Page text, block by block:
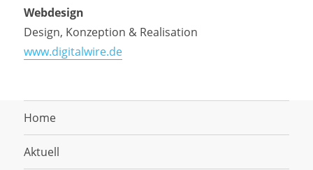
Webdesign
Design, Konzeption & Realisation
www.digitalwire.de
Home
Aktuell